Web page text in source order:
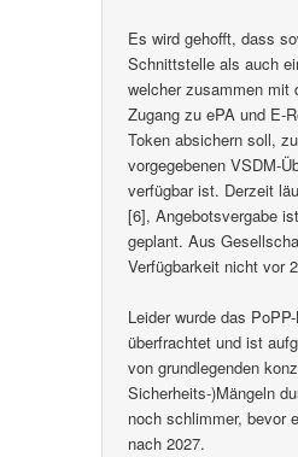
Es wird gehofft, dass
Schnittstelle als auch
welcher zusammen mit
Zugang zu ePA und E-
Token absichern soll,
vorgegebenen VSDM-
verfügbar ist. Derzeit
[6], Angebotsvergabe
geplant. Aus
Verfügbarkeit nicht vor
Leider wurde das
überfrachtet und ist
von grundlegenden
Sicherheits-)Mängeln
noch schlimmer, bevor
nach 2027.